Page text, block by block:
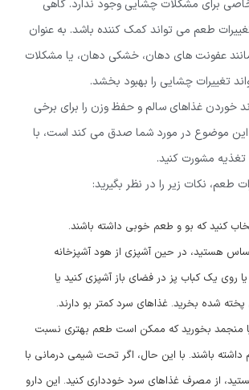
برای مشکلات چشایی وجود ندارد. گاهی
طعم می تواند کمک کننده باشد. به عنوان
عفونت های دهان، خشکی دهان، یا مشکلات
تغییرات چشایی را بهبود بخشد.
خوردن غذاهای سالم و حفظ وزن را برای برخی
این موضوع در مورد شما صدق می کند است، با
مشورت کنید.
طعم، نکات زیر را در نظر بگیرید:
کنید که بو و طعم خوبی داشته باشند.
هستید، در حین آشپزی از هود آشپزخانه
یا روی یک کباب پز در فضای باز آشپزی کنید یا
پخته شده بخرید. غذاهای سرد کمتر بو دارند.
منجمد بخورید که ممکن است طعم بهتری نسبت
داشته باشند. با این حال، اگر تحت شیمی درمانی با
هستید، از مصرف غذاهای سرد خودداری کنید. این دارو